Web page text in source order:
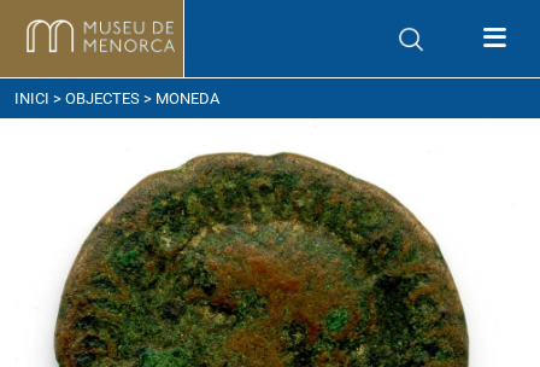
arribar
INICI > OBJECTES > MONEDA